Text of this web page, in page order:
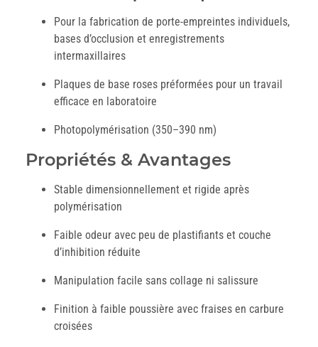
Pour la fabrication de porte-empreintes individuels,
bases d’occlusion et enregistrements
intermaxillaires
Plaques de base roses préformées pour un travail
efficace en laboratoire
Photopolymérisation (350–390 nm)
Propriétés & Avantages
Stable dimensionnellement et rigide après
polymérisation
Faible odeur avec peu de plastifiants et couche
d’inhibition réduite
Manipulation facile sans collage ni salissure
Finition à faible poussière avec fraises en carbure
croisées